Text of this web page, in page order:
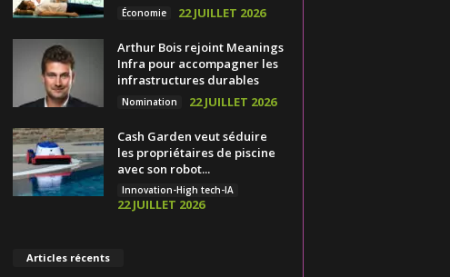
Économie 22 JUILLET 2026
Arthur Bois rejoint Meanings
Infra pour accompagner les
infrastructures durables
Nomination 22 JUILLET 2026
Cash Garden veut séduire
les propriétaires de piscine
avec son robot...
Innovation-High tech-IA
22 JUILLET 2026
Articles récents